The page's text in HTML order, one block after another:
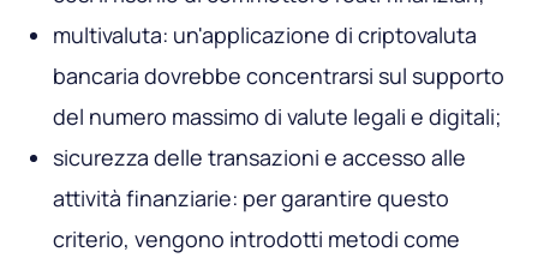
multivaluta: un'applicazione di criptovaluta
bancaria dovrebbe concentrarsi sul supporto
del numero massimo di valute legali e digitali;
sicurezza delle transazioni e accesso alle
attività finanziarie: per garantire questo
criterio, vengono introdotti metodi come